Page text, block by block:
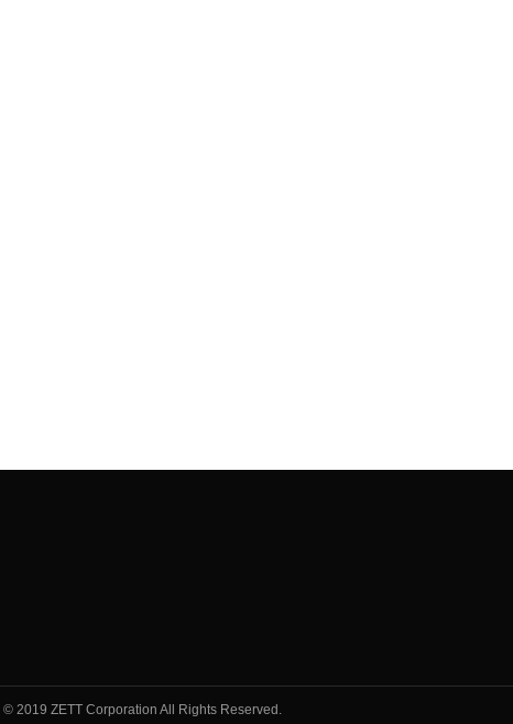
© 2019 ZETT Corporation All Rights Reserved.